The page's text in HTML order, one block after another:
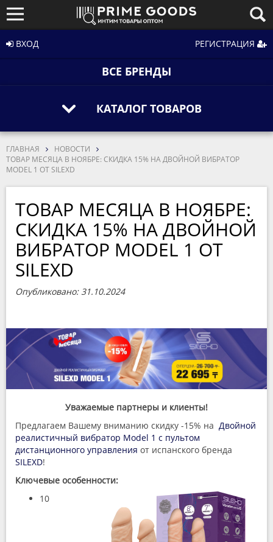
ВХОД РЕГИСТРАЦИЯ
ВСЕ БРЕНДЫ
КАТАЛОГ ТОВАРОВ
ГЛАВНАЯ
НОВОСТИ
ТОВАР МЕСЯЦА В НОЯБРЕ: СКИДКА 15% НА ДВОЙНОЙ ВИБРАТОР
MODEL 1 ОТ SILEXD
ТОВАР МЕСЯЦА В НОЯБРЕ:
СКИДКА 15% НА ДВОЙНОЙ
ВИБРАТОР MODEL 1 ОТ
SILEXD
Опубликовано: 31.10.2024
Уважаемые партнеры и клиенты!
Предлагаем Вашему вниманию скидку -15% на Двойной
реалистичный вибратор Model 1 с пультом
дистанционного управления от испанского бренда
SILEXD!
Ключевые особенности:
10